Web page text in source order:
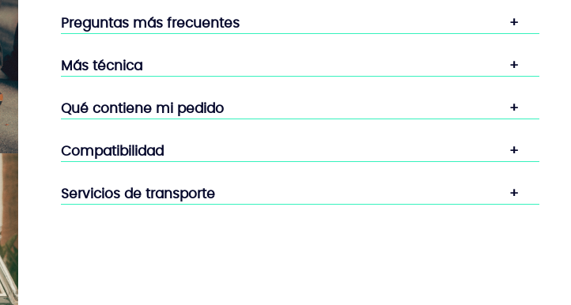
Preguntas más frecuentes
Más técnica
Qué contiene mi pedido
Compatibilidad
Servicios de transporte